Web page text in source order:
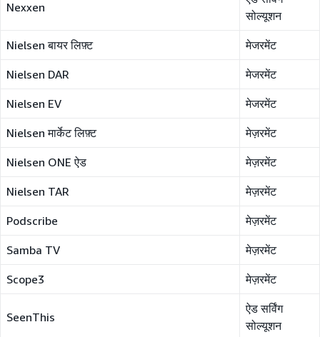
Nexxen
सोल्यूशन
Nielsen बायर लिफ़्ट मेजरमेंट
Nielsen DAR मेजरमेंट
Nielsen EV मेजरमेंट
Nielsen मार्केट लिफ़्ट मेज़रमेंट
Nielsen ONE ऐड मेज़रमेंट
Nielsen TAR मेज़रमेंट
Podscribe मेज़रमेंट
Samba TV मेज़रमेंट
Scope3 मेज़रमेंट
SeenThis
ऐड सर्विंग
सोल्यूशन